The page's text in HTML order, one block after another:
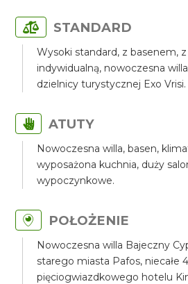
STANDARD
Wysoki standard, z basenem,
indywidualną, nowoczesna
dzielnicy turystycznej Exo Vrisi.
ATUTY
Nowoczesna willa, basen,
wyposażona kuchnia, duży
wypoczynkowe.
POŁOŻENIE
Nowoczesna willa Bajeczny
starego miasta Pafos, niecałe
pięciogwiazdkowego hotelu